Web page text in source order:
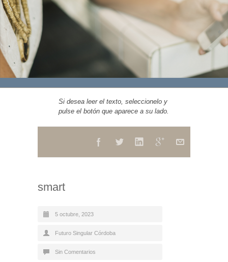
Si desea leer el texto, seleccionelo y
pulse el botón que aparece a su lado.
smart
5 octubre, 2023
Futuro Singular Córdoba
Sin Comentarios